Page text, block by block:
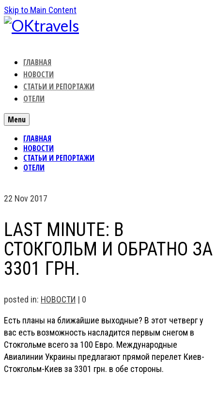
Skip to Main Content
ГЛАВНАЯ
НОВОСТИ
СТАТЬИ И РЕПОРТАЖИ
ОТЕЛИ
Menu
ГЛАВНАЯ
НОВОСТИ
СТАТЬИ И РЕПОРТАЖИ
ОТЕЛИ
22 Nov 2017
LAST MINUTE: В
СТОКГОЛЬМ И ОБРАТНО ЗА
3301 ГРН.
posted in: НОВОСТИ | 0
Есть планы на ближайшие выходные? В этот четверг у
вас есть возможность насладится первым снегом в
Стокгольме всего за 100 Евро. Международные
Авиалинии Украины предлагают прямой перелет Киев-
Стокгольм-Киев за 3301 грн. в обе стороны.